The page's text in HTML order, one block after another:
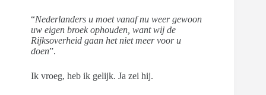
“Nederlanders u moet vanaf nu weer gewoon
uw eigen broek ophouden, want wij de
Rijksoverheid gaan het niet meer voor u
doen”.
Ik vroeg, heb ik gelijk. Ja zei hij.